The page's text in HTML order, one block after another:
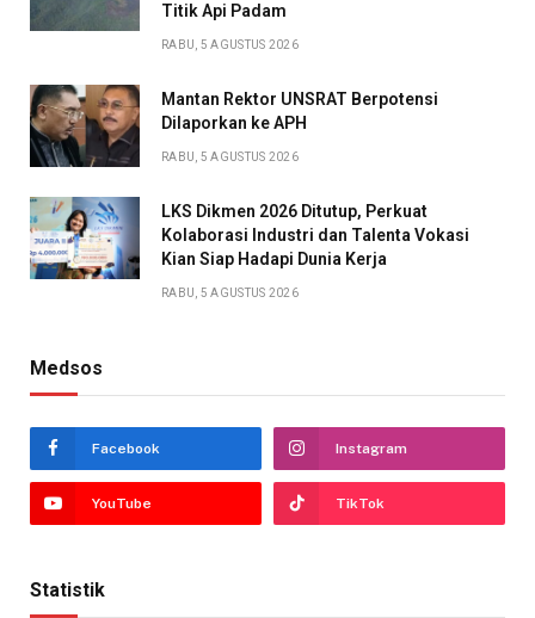
Titik Api Padam
RABU, 5 AGUSTUS 2026
Mantan Rektor UNSRAT Berpotensi
Dilaporkan ke APH
RABU, 5 AGUSTUS 2026
LKS Dikmen 2026 Ditutup, Perkuat
Kolaborasi Industri dan Talenta Vokasi
Kian Siap Hadapi Dunia Kerja
RABU, 5 AGUSTUS 2026
Medsos
Facebook Instagram
YouTube TikTok
Statistik